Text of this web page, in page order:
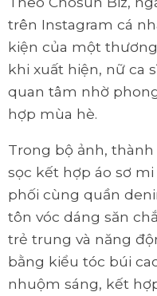
trên Instagram cá
kiện của một
khi xuất hiện, nữ ca
quan tâm nhờ
hợp mùa hè.
Trong bộ ảnh,
sọc kết hợp áo sơ
phối cùng quần
tôn vóc dáng săn
trẻ trung và năng
bằng kiểu tóc búi
nhuộm sáng, kết